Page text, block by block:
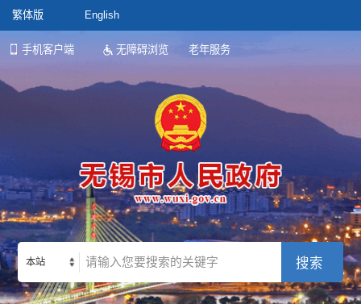
繁体版 English
手机客户端 无障碍浏览 老年服务
本站